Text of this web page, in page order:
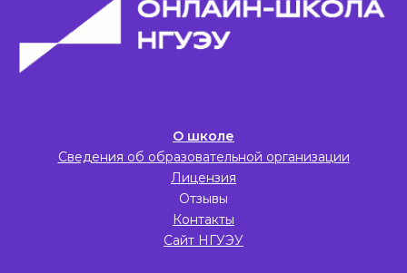
О школе
Сведения об образовательной организации
Лицензия
Отзывы
Контакты
Сайт НГУЭУ